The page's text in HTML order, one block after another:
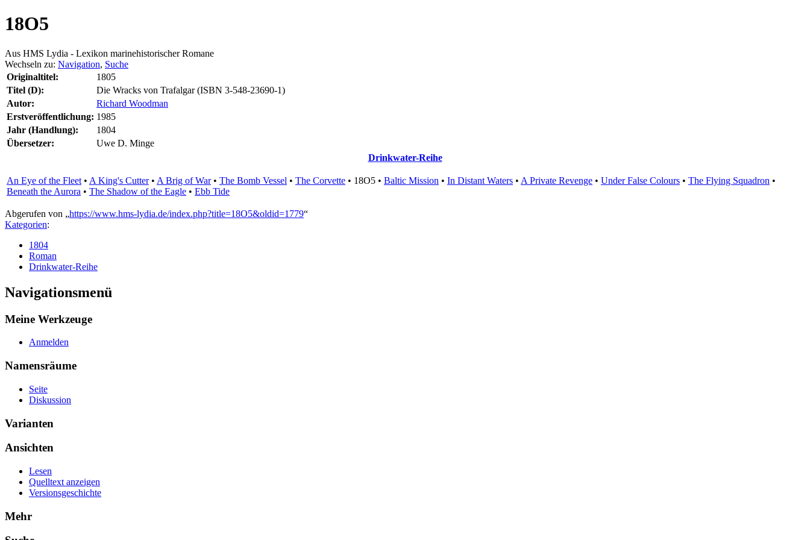
18O5
Aus HMS Lydia - Lexikon marinehistorischer Romane
Wechseln zu: Navigation, Suche
Originaltitel:
1805
Titel (D):
Die Wracks von Trafalgar (ISBN 3-548-23690-1)
Autor:
Richard Woodman
Erstveröffentlichung: 1985
Jahr (Handlung):
1804
Übersetzer:
Uwe D. Minge
Drinkwater-Reihe
An Eye of the Fleet • A King's Cutter• A Brig of War• The Bomb Vessel • The Corvette • 18O5 • Baltic Mission • In Distant Waters • A Private Revenge • Under False Colours • The Flying Squadron •
Beneath the Aurora • The Shadow of the Eagle • Ebb Tide
Abgerufen von „https://www.hms-lydia.de/index.php?title=18O5&oldid=1779“
Kategorien:
1804
Roman
Drinkwater-Reihe
Navigationsmenü
Meine Werkzeuge
Anmelden
Namensräume
Seite
Diskussion
Varianten
Ansichten
Lesen
Quelltext anzeigen
Versionsgeschichte
Mehr